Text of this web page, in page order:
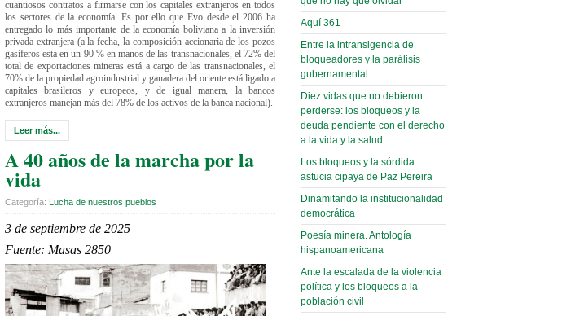
cuantiosos contratos a firmarse con los capitales extranjeros en todos
los sectores de la economía. Es por ello que Evo desde el 2006 ha
entregado lo más importante de la economía boliviana a la inversión
privada extranjera (a la fecha, la composición accionaria de los pozos
gasíferos está en un 90 % en manos de las transnacionales, el 72% del
total de exportaciones mineras está a cargo de las transnacionales, el
70% de la propiedad agroindustrial y ganadera del oriente está ligado a
capitales brasileros y europeos, y de igual manera, la bancos
extranjeros manejan más del 78% de los activos de la banca nacional).
Leer más...
A 40 años de la marcha por la
vida
Categoría: Lucha de nuestros pueblos
3 de septiembre de 2025
Fuente: Masas 2850
(Miscelánea
palaciega 7)
El Infamatorio
Lunes, 27 Mayo 2019
Read more...
Creacionismo,
filtraciones e
inicio de la
campaña del
MAS
(Miscelánea
palaciega 6)
El Infamatorio
Domingo, 12 Mayo 2019
Read more...
Aquí 361
Entre la intransigencia de
bloqueadores y la parálisis
gubernamental
Diez vidas que no debieron
perderse: los bloqueos y la
deuda pendiente con el derecho
a la vida y la salud
Los bloqueos y la sórdida
astucia cipaya de Paz Pereira
Dinamitando la institucionalidad
democrática
Poesía minera. Antología
hispanoamericana
Ante la escalada de la violencia
política y los bloqueos a la
población civil